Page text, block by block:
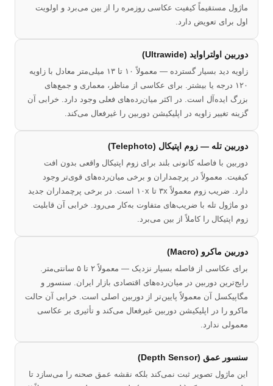
ماژول مستقیماً کیفیت عکاسی روزمره را از بین می‌برد و اولویت
اول برای تعویض دارد.
دوربین اولتراواید (Ultrawide)
زاویه دید بسیار گسترده — معمولاً ۱۰ تا ۱۳ میلی‌متر معادل با زاویه
۱۲۰ درجه یا بیشتر. برای عکاسی از مناظر، معماری و جمع‌های
بزرگ ایده‌آل است. در اکثر میان‌رده‌های فعلی وجود دارد. خرابی آن
گزینه تغییر زاویه در اپلیکیشن دوربین را غیرفعال می‌کند.
دوربین تله — زوم اپتیکال (Telephoto)
دوربین با فاصله کانونی بلند برای زوم اپتیکال واقعی بدون افت
کیفیت. معمولاً در پرچمداران و برخی میان‌رده‌های قوی‌تر وجود
دارد. ضریب زوم معمولاً ۳x تا ۱۰x است. در برخی پرچمداران جدید
دو ماژول تله با ضریب‌های متفاوت به‌کار می‌رود. خرابی آن قابلیت
زوم اپتیکال را کاملاً از بین می‌برد.
دوربین ماکرو (Macro)
برای عکاسی از فاصله بسیار نزدیک — معمولاً ۲ تا ۵ سانتی‌متر.
رایج‌ترین دوربین در میان‌رده‌های اقتصادی بازار ایران. سنسور و
مگاپیکسل آن معمولاً پایین‌تر از دوربین اصلی است. خرابی آن حالت
ماکرو را در اپلیکیشن دوربین غیرفعال می‌کند و تأثیری بر عکاسی
معمولی ندارد.
سنسور عمق (Depth Sensor)
این ماژول تصویر ثبت نمی‌کند بلکه نقشه عمق صحنه را می‌سازد تا